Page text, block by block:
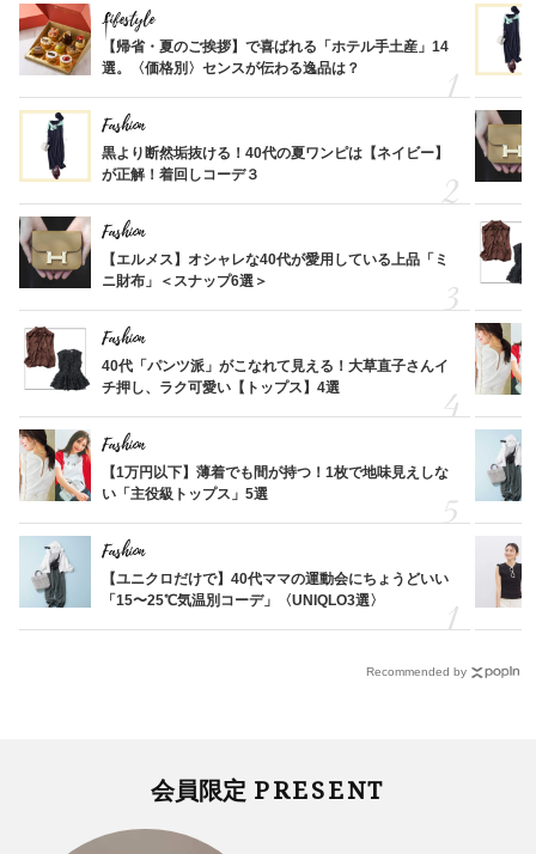
Lifestyle
【帰省・夏のご挨拶】で喜ばれる「ホテル手土産」14
選。〈価格別〉センスが伝わる逸品は？
Fashion
黒より断然垢抜ける！40代の夏ワンピは【ネイビー】
が正解！着回しコーデ３
Fashion
【エルメス】オシャレな40代が愛用している上品「ミ
ニ財布」＜スナップ6選＞
Fashion
40代「パンツ派」がこなれて見える！大草直子さんイ
チ押し、ラク可愛い【トップス】4選
Fashion
【1万円以下】薄着でも間が持つ！1枚で地味見えしな
い「主役級トップス」5選
Fashion
【ユニクロだけで】40代ママの運動会にちょうどいい
「15〜25℃気温別コーデ」〈UNIQLO3選〉
Recommended by
会員限定 PRESENT